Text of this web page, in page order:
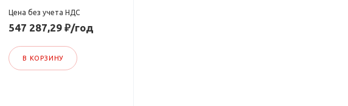
Цена без учета НДС
547 287,29 ₽/год
В КОРЗИНУ